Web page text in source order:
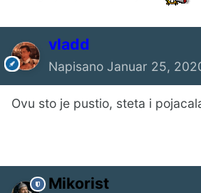
vladd
Napisano Januar 25,
Ovu sto je pustio, steta i
Mikorist